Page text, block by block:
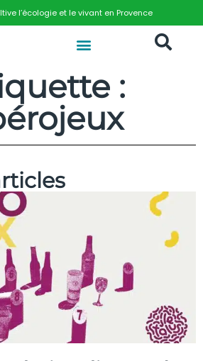
l’écologie et le vivant en Provence
: